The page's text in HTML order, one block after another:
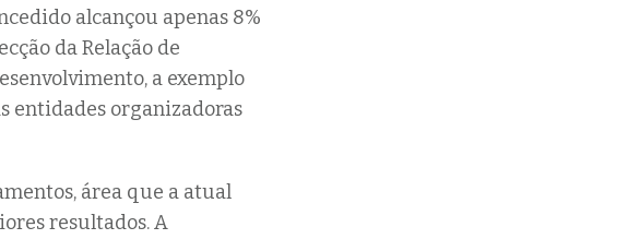
alcançou apenas 8%
da Relação de
a exemplo
entidades organizadoras
área que a atual
resultados. A